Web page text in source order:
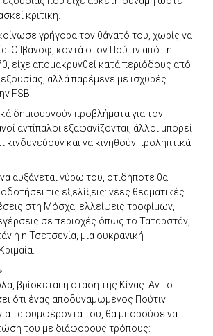
κριτική.
γρήγορα τον θάνατό του, χωρίς να
Ο Ιβάνοφ, κοντά στον Πούτιν από τη
είχε απομακρυνθεί κατά περιόδους από
αλλά παρέμενε με ισχυρές
FSB.
δημιουργούν προβλήματα για τον
αντίπαλοι εξαφανίζονται, άλλοι μπορεί
και να κινηθούν προληπτικά
αυξάνεται γύρω του, οτιδήποτε θα
τις εξελίξεις: νέες θεαματικές
στη Μόσχα, ελλείψεις τροφίμων,
σε περιοχές όπως το Ταταρστάν,
ή η Τσετσενία, μια ουκρανική
βρίσκεται η στάση της Κίνας. Αν το
ότι ένας αποδυναμωμένος Πούτιν
τα συμφέροντά του, θα μπορούσε να
του με διάφορους τρόπους: